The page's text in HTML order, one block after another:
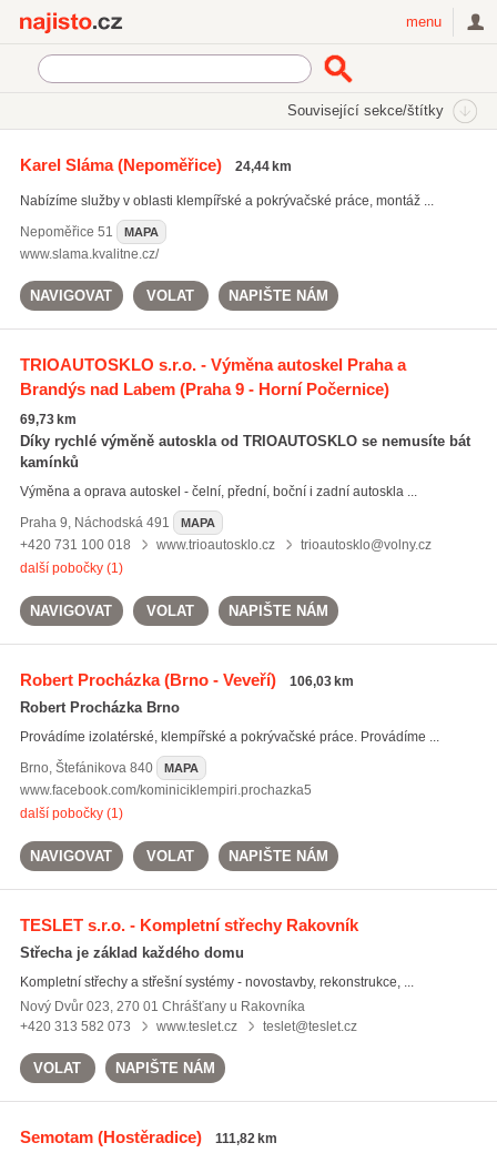
menu
Související sekce/štítky
pokrývačské práce (2201)
klempířské práce
(2474)
Karel Sláma(Nepoměřice) 24,44 km
Nabízíme služby v oblasti klempířské a pokrývačské práce, montáž ...
Nepoměřice 51 MAPA
www.slama.kvalitne.cz/
NAVIGOVAT VOLAT NAPIŠTE NÁM
TRIOAUTOSKLO s.r.o. - Výměna autoskel Praha a
Brandýs nad Labem(Praha 9 - Horní Počernice)
69,73 km
Díky rychlé výměně autoskla od TRIOAUTOSKLO se nemusíte bát
kamínků
Výměna a oprava autoskel - čelní, přední, boční i zadní autoskla ...
Praha 9, Náchodská 491 MAPA
+420 731 100 018 www.trioautosklo.cz
trioautosklo@volny.cz
další pobočky (1)
NAVIGOVAT VOLAT NAPIŠTE NÁM
Robert Procházka(Brno - Veveří) 106,03 km
Robert Procházka Brno
Provádíme izolatérské, klempířské a pokrývačské práce. Provádíme ...
Brno, Štefánikova 840 MAPA
www.facebook.com/kominiciklempiri.prochazka5
další pobočky (1)
NAVIGOVAT VOLAT NAPIŠTE NÁM
TESLET s.r.o. - Kompletní střechy Rakovník
Střecha je základ každého domu
Kompletní střechy a střešní systémy - novostavby, rekonstrukce, ...
Nový Dvůr 023, 270 01 Chrášťany u Rakovníka
+420 313 582 073
www.teslet.cz teslet@teslet.cz
VOLAT NAPIŠTE NÁM
Semotam(Hostěradice) 111,82 km